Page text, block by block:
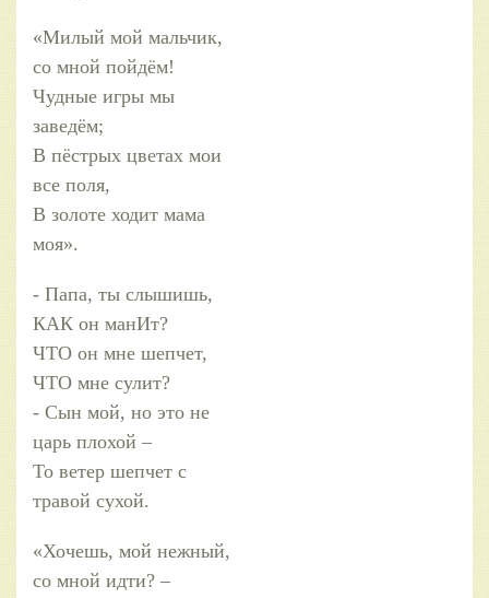
«Милый мой мальчик,
со мной пойдём!
Чудные игры мы
заведём;
В пёстрых цветах мои
все поля,
В золоте ходит мама
моя».
- Папа, ты слышишь,
КАК он манИт?
ЧТО он мне шепчет,
ЧТО мне сулит?
- Сын мой, но это не
царь плохой –
То ветер шепчет с
травой сухой.
«Хочешь, мой нежный,
со мной идти? –